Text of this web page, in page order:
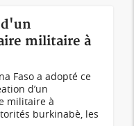
d'un
militaire à
Faso a adopté ce
d’un
militaire à
burkinabè, les